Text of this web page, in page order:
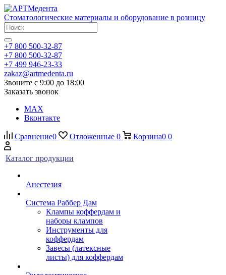
Стоматологические материалы и оборудование в розницу
+7 800 500-32-87
+7 800 500-32-87
+7 499 946-23-33
zakaz@artmedenta.ru
Звоните с 9:00 до 18:00
Заказать звонок
MAX
Вконтакте
Сравнение0 Отложенные 0 Корзина0 0
Каталог продукции
Анестезия
Система Раббер Дам
Клампы коффердам и
наборы клампов
Инструменты для
коффердам
Завесы (латексные
листы) для коффердам